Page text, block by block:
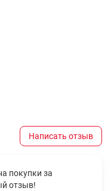
Написать отзыв
покупки за
отзыв!